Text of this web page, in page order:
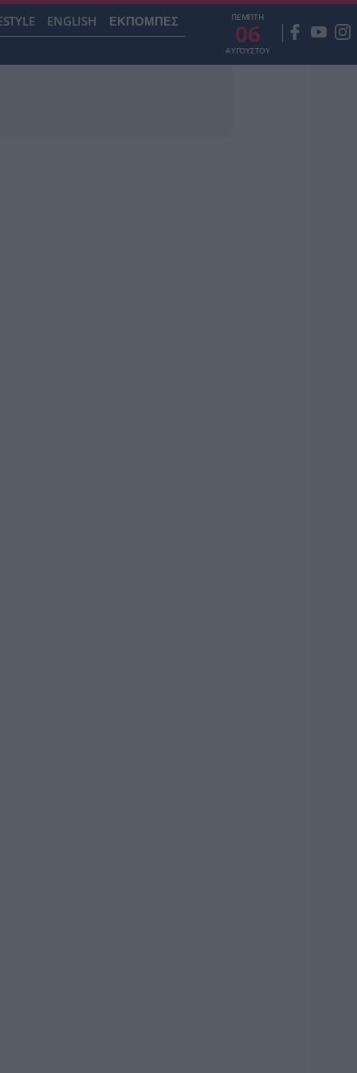
ENGLISH ΕΚΠΟΜΠΕΣ ΠΕΜΠΤΗ
06
ΑΥΓΟΥΣΤΟΥ